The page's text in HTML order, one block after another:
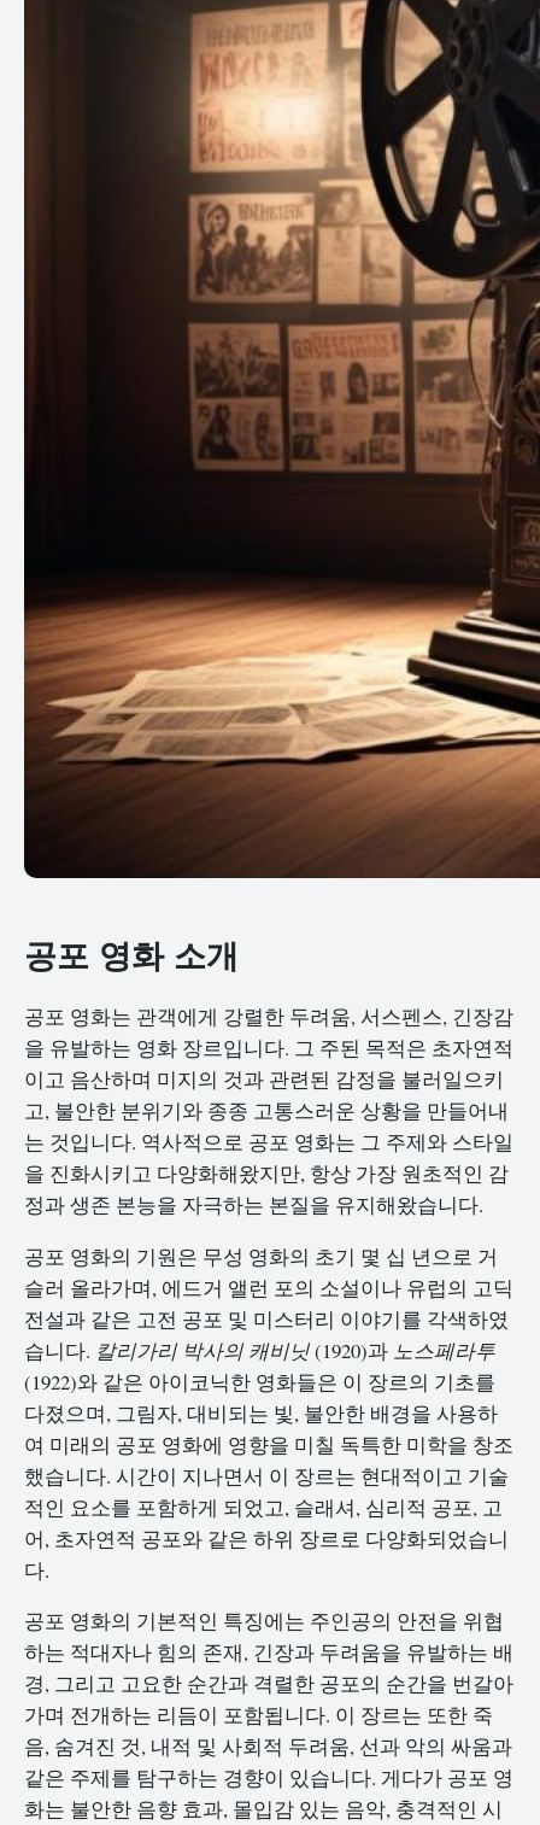
공포 영화 소개
공포 영화는 관객에게 강렬한 두려움, 서스펜스, 긴장감
을 유발하는 영화 장르입니다. 그 주된 목적은 초자연적
이고 음산하며 미지의 것과 관련된 감정을 불러일으키
고, 불안한 분위기와 종종 고통스러운 상황을 만들어내
는 것입니다. 역사적으로 공포 영화는 그 주제와 스타일
을 진화시키고 다양화해왔지만, 항상 가장 원초적인 감
정과 생존 본능을 자극하는 본질을 유지해왔습니다.
공포 영화의 기원은 무성 영화의 초기 몇 십 년으로 거
슬러 올라가며, 에드거 앨런 포의 소설이나 유럽의 고딕
전설과 같은 고전 공포 및 미스터리 이야기를 각색하였
습니다. 칼리가리 박사의 캐비닛(1920)과 노스페라투
(1922)와 같은 아이코닉한 영화들은 이 장르의 기초를
다졌으며, 그림자, 대비되는 빛, 불안한 배경을 사용하
여 미래의 공포 영화에 영향을 미칠 독특한 미학을 창조
했습니다. 시간이 지나면서 이 장르는 현대적이고 기술
적인 요소를 포함하게 되었고, 슬래셔, 심리적 공포, 고
어, 초자연적 공포와 같은 하위 장르로 다양화되었습니
다.
공포 영화의 기본적인 특징에는 주인공의 안전을 위협
하는 적대자나 힘의 존재, 긴장과 두려움을 유발하는 배
경, 그리고 고요한 순간과 격렬한 공포의 순간을 번갈아
가며 전개하는 리듬이 포함됩니다. 이 장르는 또한 죽
음, 숨겨진 것, 내적 및 사회적 두려움, 선과 악의 싸움과
같은 주제를 탐구하는 경향이 있습니다. 게다가 공포 영
화는 불안한 음향 효과, 몰입감 있는 음악, 충격적인 시